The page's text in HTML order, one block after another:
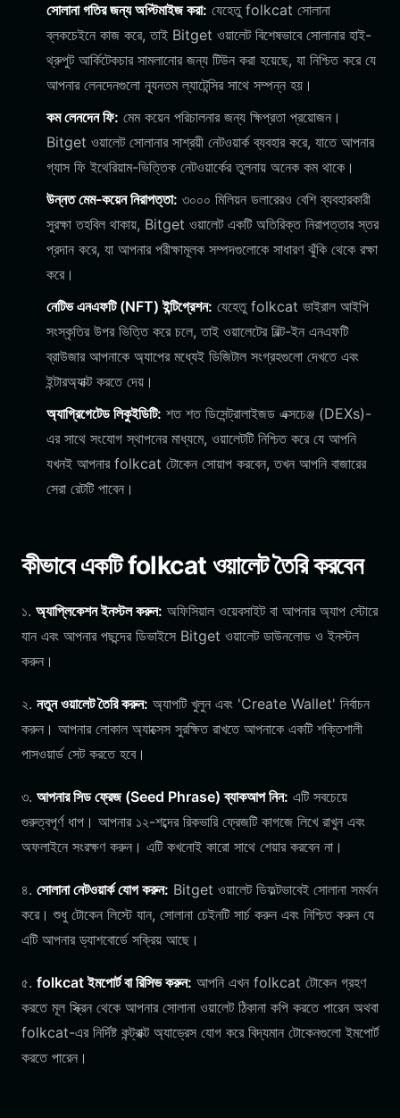
সোলানা গতির জন্য অপ্টিমাইজ করা: যেহেতু folkcat সোলানা
ব্লকচেইনে কাজ করে, তাই Bitget ওয়ালেট বিশেষভাবে সোলানার হাই-
থ্রুপুট আর্কিটেকচার সামলানোর জন্য টিউন করা হয়েছে, যা নিশ্চিত করে যে
আপনার লেনদেনগুলো ন্যূনতম ল্যাটেন্সির সাথে সম্পন্ন হয়।
কম লেনদেন ফি: মেম কয়েন পরিচালনার জন্য ক্ষিপ্রতা প্রয়োজন।
Bitget ওয়ালেট সোলানার সাশ্রয়ী নেটওয়ার্ক ব্যবহার করে, যাতে আপনার
গ্যাস ফি ইথেরিয়াম-ভিত্তিক নেটওয়ার্কের তুলনায় অনেক কম থাকে।
উন্নত মেম-কয়েন নিরাপত্তা: ৩০০০ মিলিয়ন ডলারেরও বেশি ব্যবহারকারী
সুরক্ষা তহবিল থাকায়, Bitget ওয়ালেট একটি অতিরিক্ত নিরাপত্তার স্তর
প্রদান করে, যা আপনার পরীক্ষামূলক সম্পদগুলোকে সাধারণ ঝুঁকি থেকে রক্ষা
করে।
নেটিভ এনএফটি (NFT) ইন্টিগ্রেশন: যেহেতু folkcat ভাইরাল আইপি
সংস্কৃতির উপর ভিত্তি করে চলে, তাই ওয়ালেটের বিল্ট-ইন এনএফটি
ব্রাউজার আপনাকে অ্যাপের মধ্যেই ডিজিটাল সংগ্রহগুলো দেখতে এবং
ইন্টারঅ্যাক্ট করতে দেয়।
অ্যাগ্রিগেটেড লিকুইডিটি: শত শত ডিসেন্ট্রালাইজড এক্সচেঞ্জ (DEXs)-
এর সাথে সংযোগ স্থাপনের মাধ্যমে, ওয়ালেটটি নিশ্চিত করে যে আপনি
যখনই আপনার folkcat টোকেন সোয়াপ করবেন, তখন আপনি বাজারের
সেরা রেটটি পাবেন।
কীভাবে একটি folkcat ওয়ালেট তৈরি করবেন
১. অ্যাপ্লিকেশন ইনস্টল করুন: অফিসিয়াল ওয়েবসাইট বা আপনার অ্যাপ স্টোরে
যান এবং আপনার পছন্দের ডিভাইসে Bitget ওয়ালেট ডাউনলোড ও ইনস্টল
করুন।
২. নতুন ওয়ালেট তৈরি করুন: অ্যাপটি খুলুন এবং 'Create Wallet' নির্বাচন
করুন। আপনার লোকাল অ্যাক্সেস সুরক্ষিত রাখতে আপনাকে একটি শক্তিশালী
পাসওয়ার্ড সেট করতে হবে।
৩. আপনার সিড ফ্রেজ (Seed Phrase) ব্যাকআপ নিন: এটি সবচেয়ে
গুরুত্বপূর্ণ ধাপ। আপনার ১২-শব্দের রিকভারি ফ্রেজটি কাগজে লিখে রাখুন এবং
অফলাইনে সংরক্ষণ করুন। এটি কখনোই কারো সাথে শেয়ার করবেন না।
৪. সোলানা নেটওয়ার্ক যোগ করুন: Bitget ওয়ালেট ডিফল্টভাবেই সোলানা সমর্থন
করে। শুধু টোকেন লিস্টে যান, সোলানা চেইনটি সার্চ করুন এবং নিশ্চিত করুন যে
এটি আপনার ড্যাশবোর্ডে সক্রিয় আছে।
৫. folkcat ইমপোর্ট বা রিসিভ করুন: আপনি এখন folkcat টোকেন গ্রহণ
করতে মূল স্ক্রিন থেকে আপনার সোলানা ওয়ালেট ঠিকানা কপি করতে পারেন অথবা
folkcat-এর নির্দিষ্ট কন্ট্রাক্ট অ্যাড্রেস যোগ করে বিদ্যমান টোকেনগুলো ইমপোর্ট
করতে পারেন।